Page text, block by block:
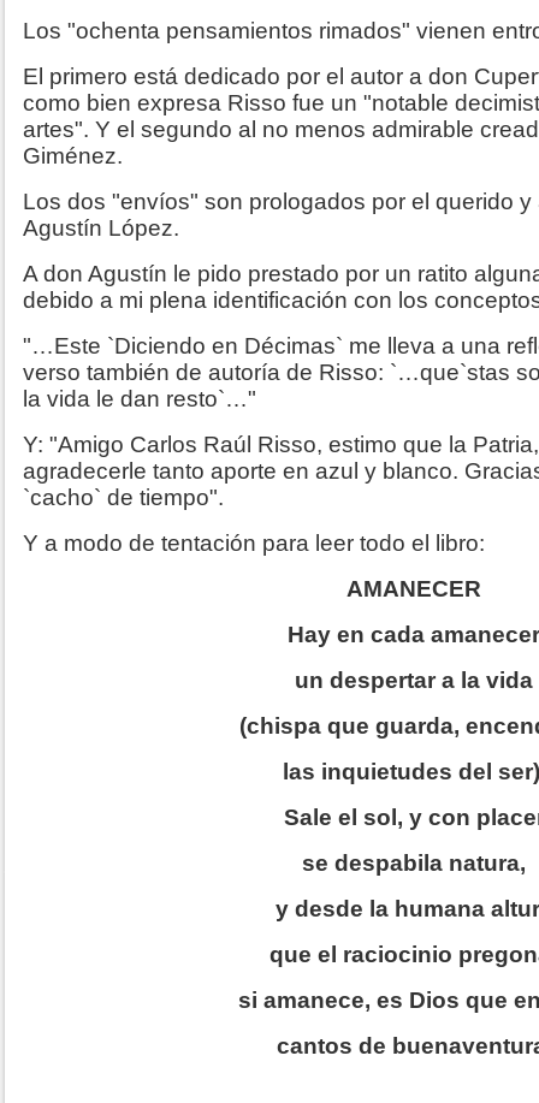
Los "ochenta pensamientos rimados" vienen
El primero está dedicado por el autor a don
como bien expresa Risso fue un "notable
artes". Y el segundo al no menos admirable
Giménez.
Los dos "envíos" son prologados por el querido
Agustín López.
A don Agustín le pido prestado por un ratito
debido a mi plena identificación con los
"…Este `Diciendo en Décimas` me lleva a una
verso también de autoría de Risso: `…que`stas
la vida le dan resto`…"
Y: "Amigo Carlos Raúl Risso, estimo que la
agradecerle tanto aporte en azul y blanco.
`cacho` de tiempo".
Y a modo de tentación para leer todo el libro:
AMANECER
Hay en cada amanecer
un despertar a la vida
(chispa que guarda,
las inquietudes del
Sale el sol, y con
se despabila natura,
y desde la humana
que el raciocinio
si amanece, es Dios que
cantos de